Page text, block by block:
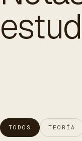
TODOS TEORÍA